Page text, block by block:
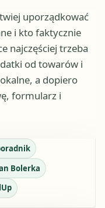
uporządkować
i kto faktycznie
najczęściej trzeba
od towarów i
a dopiero
formularz i
Bolerka